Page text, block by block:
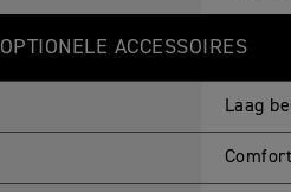
OPTIONELE ACCESSOIRES
Laag